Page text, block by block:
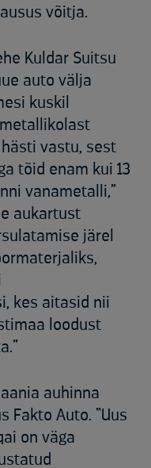
võitja.
Kuldar Suitsu
auto välja
kuskil
vastu, sest
tõid enam kui 13
vanametalli,”
aukartust
järel
kes aitasid nii
loodust
auhinna
Fakto Auto. “Uus
on väga